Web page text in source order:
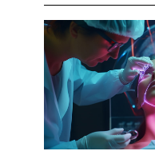
GESTIÓN DE CRISIS
EMPRESAS Y
GESTIÓN DE LA
CLIENTE